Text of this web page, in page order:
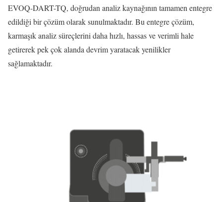
EVOQ-DART-TQ, doğrudan analiz kaynağının tamamen entegre
edildiği bir çözüm olarak sunulmaktadır. Bu entegre çözüm,
karmaşık analiz süreçlerini daha hızlı, hassas ve verimli hale
getirerek pek çok alanda devrim yaratacak yenilikler
sağlamaktadır.